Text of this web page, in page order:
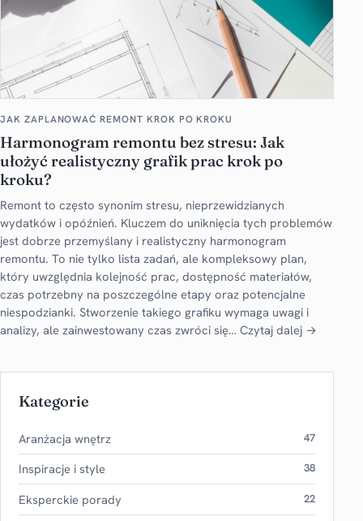
JAK ZAPLANOWAĆ REMONT KROK PO KROKU
Harmonogram remontu bez stresu: Jak
ułożyć realistyczny grafik prac krok po
kroku?
Remont to często synonim stresu, nieprzewidzianych
wydatków i opóźnień. Kluczem do uniknięcia tych problemów
jest dobrze przemyślany i realistyczny harmonogram
remontu. To nie tylko lista zadań, ale kompleksowy plan,
który uwzględnia kolejność prac, dostępność materiałów,
czas potrzebny na poszczególne etapy oraz potencjalne
niespodzianki. Stworzenie takiego grafiku wymaga uwagi i
analizy, ale zainwestowany czas zwróci się… Czytaj dalej →
Kategorie
Aranżacja wnętrz 47
Inspiracje i style 38
Eksperckie porady 22